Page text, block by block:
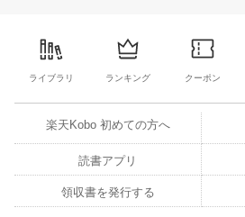
ライブラリ ランキング クーポン
楽天Kobo 初めての方へ
読書アプリ
領収書を発行する